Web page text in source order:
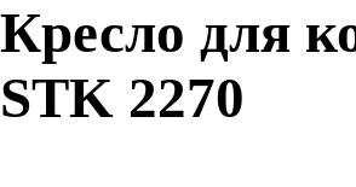
Кресло для
STK 2270